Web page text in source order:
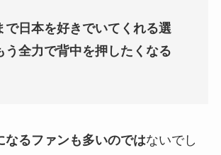
で日本を好きでいてくれる選
う全力で背中を押したくなる
なるファンも多いのではないでし